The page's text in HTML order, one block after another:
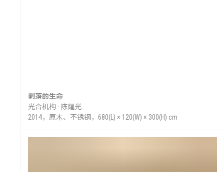
剥落的生命
光合机构 · 陈耀光
2014，原木、不锈钢，680(L) × 120(W) × 300(H) cm